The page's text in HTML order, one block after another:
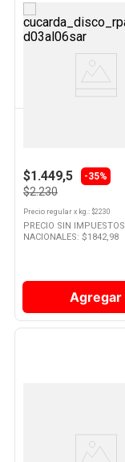
Ver
Producto
$1.449,5 -35%
$2.230
Precio regular x kg. : $2230
PRECIO SIN IMPUESTOS
NACIONALES: $1842,98
Agregar
Producto